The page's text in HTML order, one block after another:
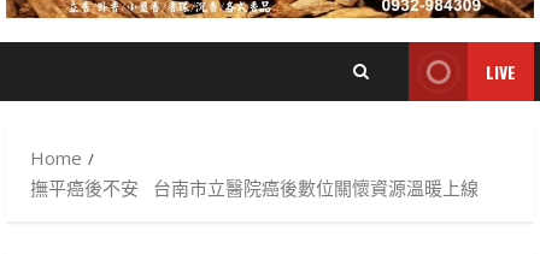
LIVE
Home
撫平癌後不安 台南市立醫院癌後數位關懷資源溫暖上線